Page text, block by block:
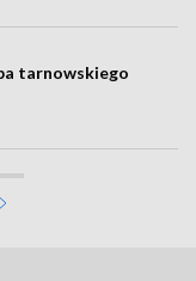
tarnowskiego